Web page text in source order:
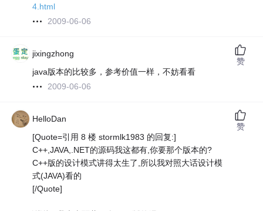
4.html
2009-06-06
jixingzhong
java版本的比较多，参考价值一样，不妨看看
2009-06-06
赞
HelloDan
[Quote=引用 8 楼 stormlk1983 的回复:]
C++,JAVA,.NET的源码我这都有,你要那个版本的?
C++版的设计模式讲得太生了,所以我对照大话设计模
式(JAVA)看的
[/Quote]
赞